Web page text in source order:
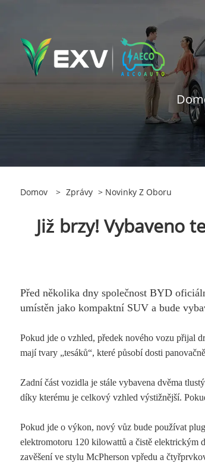
Domov > Zprávy > Novinky Z Oboru
Již brzy! Vybaveno
Před několika dny společnost BYD
umístěn jako kompaktní SUV a bude
Pokud jde o vzhled, předek nového vozu přijal
mají tvary „tesáků“, které působí dosti
Zadní část vozidla je stále vybavena dvěma
díky kterému je celkový vzhled výstižnější.
Pokud jde o výkon, nový vůz bude používat
elektromotoru 120 kilowattů a čistě elektrickým
zavěšení ve stylu McPherson vpředu a